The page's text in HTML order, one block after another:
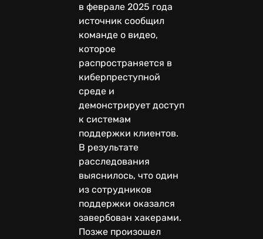
в феврале 2025 года
источник сообщил
команде о видео,
которое
распространяется в
киберпреступной
среде и
демонстрирует доступ
к системам
поддержки клиентов.
В результате
расследования
выяснилось, что один
из сотрудников
поддержки оказался
завербован хакерами.
Позже произошел